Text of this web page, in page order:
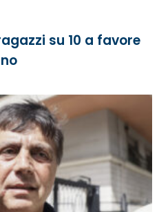
su 10 a favore